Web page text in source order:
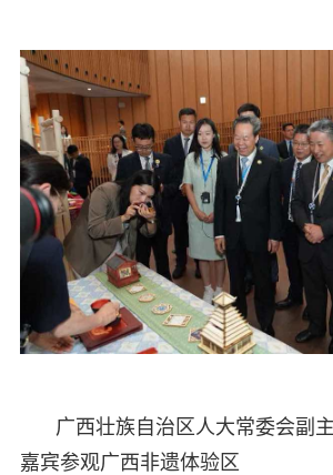
广西壮族自治区人大常委会副
嘉宾参观广西非遗体验区